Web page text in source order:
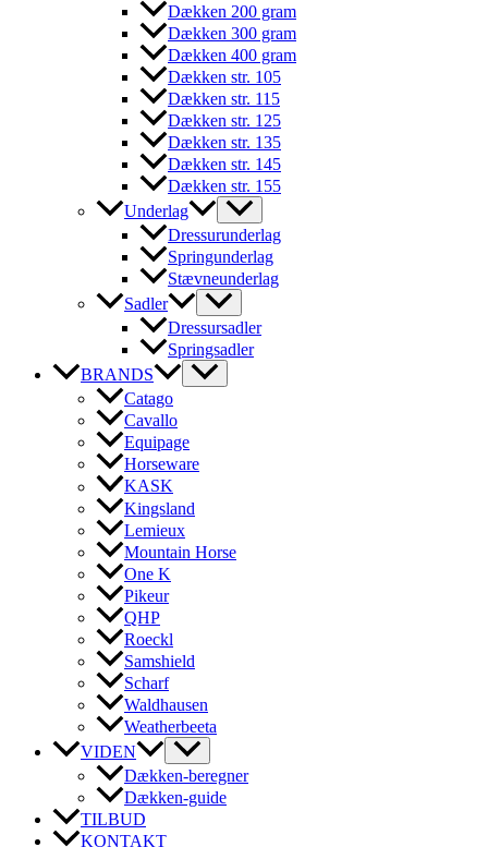
Dækken 200 gram
Dækken 300 gram
Dækken 400 gram
Dækken str. 105
Dækken str. 115
Dækken str. 125
Dækken str. 135
Dækken str. 145
Dækken str. 155
Underlag
Dressurunderlag
Springunderlag
Stævneunderlag
Sadler
Dressursadler
Springsadler
BRANDS
Catago
Cavallo
Equipage
Horseware
KASK
Kingsland
Lemieux
Mountain Horse
One K
Pikeur
QHP
Roeckl
Samshield
Scharf
Waldhausen
Weatherbeeta
VIDEN
Dækken-beregner
Dækken-guide
TILBUD
KONTAKT